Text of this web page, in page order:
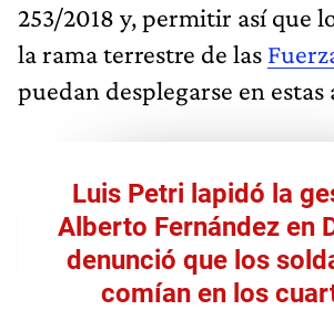
253/2018 y, permitir así que
la rama terrestre de las
puedan desplegarse en estas
Luis Petri lapidó la
Alberto Fernández en
denunció que los
comían en los